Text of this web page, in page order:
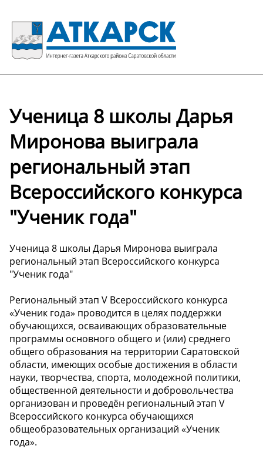
Ученица 8 школы Дарья
Миронова выиграла
региональный этап
Всероссийского конкурса
"Ученик года"
Ученица 8 школы Дарья Миронова выиграла
региональный этап Всероссийского конкурса
"Ученик года"
Региональный этап V Всероссийского конкурса
«Ученик года» проводится в целях поддержки
обучающихся, осваивающих образовательные
программы основного общего и (или) среднего
общего образования на территории Саратовской
области, имеющих особые достижения в области
науки, творчества, спорта, молодежной политики,
общественной деятельности и добровольчества
организован и проведён региональный этап V
Всероссийского конкурса обучающихся
общеобразовательных организаций «Ученик
года».